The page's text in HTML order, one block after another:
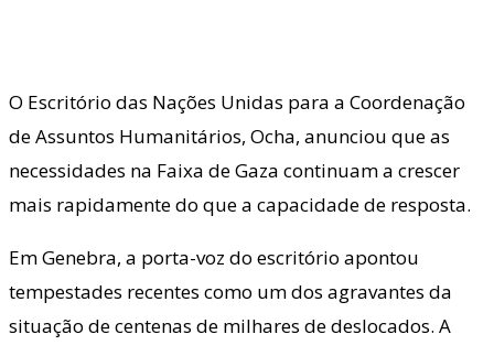
O Escritório das Nações Unidas para a Coordenação
de Assuntos Humanitários, Ocha, anunciou que as
necessidades na Faixa de Gaza continuam a crescer
mais rapidamente do que a capacidade de resposta.
Em Genebra, a porta-voz do escritório apontou
tempestades recentes como um dos agravantes da
situação de centenas de milhares de deslocados. A